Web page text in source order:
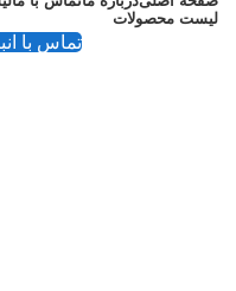
لیست محصولات
تماس با انبار: